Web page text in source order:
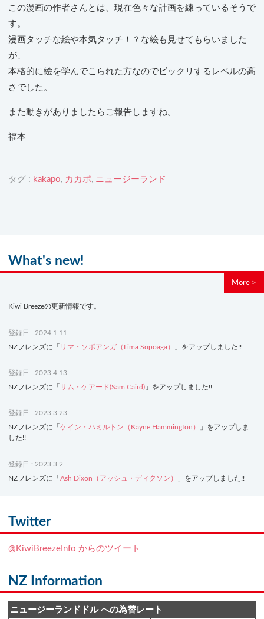
この漫画の作者さんとは、現在色々な計画を練っているそうで
す。
漫画タッチな絵や本気タッチ！？な絵も見せてもらいました
が、
本格的に絵を学んでこられた方なのでビックリするレベルの高
さでした。
また動きがありましたらご報告しますね。
福本
タグ : kakapo, カカポ, ニュージーランド
What's new!
More >
Kiwi Breezeの更新情報です。
登録日 : 2024.1.11
NZフレンズに「 リマ・ソポアンガ（Lima Sopoaga） 」をアップしました!!
登録日 : 2023.4.13
NZフレンズに「 サム・ケアード(Sam Caird) 」をアップしました!!
登録日 : 2023.3.23
NZフレンズに「 ケイン・ハミルトン（Kayne Hammington）
」をアップしま
した!!
登録日 : 2023.3.2
NZフレンズに「 Ash Dixon（アッシュ・ディクソン） 」をアップしました!!
NZフレンズに「
登録日 : 2019.4.10
登録日 : 2019.2.28
NZクッキングに「ニュージーランド産キウイの酢の物
Twitter
@KiwiBreezeInfo からのツイート
NZ Information
ニュージーランドドル への為替レート